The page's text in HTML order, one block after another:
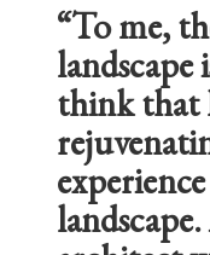
“To me,
think that